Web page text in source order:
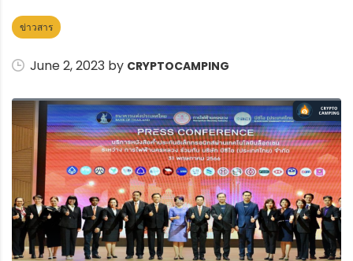
ข่าวสาร
June 2, 2023 by CRYPTOCAMPING